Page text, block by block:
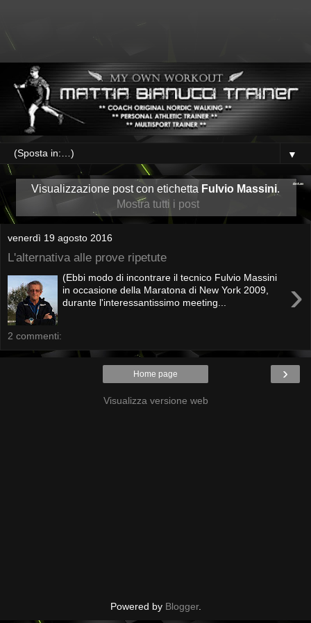
▼
Visualizzazione post con etichetta Fulvio Massini.
Mostra tutti i post
venerdì 19 agosto 2016
L'alternativa alle prove ripetute
›
(Ebbi modo di incontrare il tecnico Fulvio Massini
in occasione della Maratona di New York 2009,
durante l'interessantissimo meeting...
2 commenti:
›
Home page
Visualizza versione web
Powered by Blogger.